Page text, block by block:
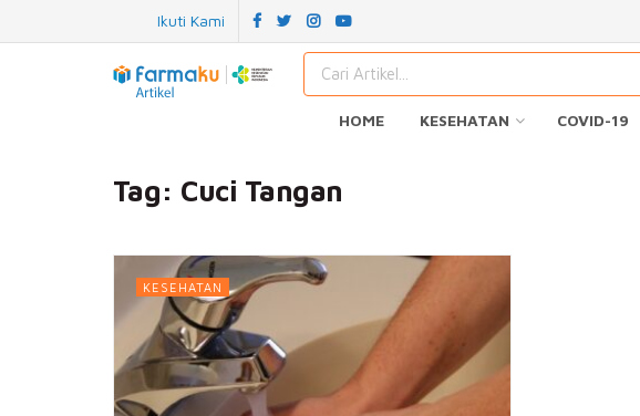
Ikuti Kami
HOME KESEHATAN COVID-19
Tag: Cuci Tangan
KESEHATAN